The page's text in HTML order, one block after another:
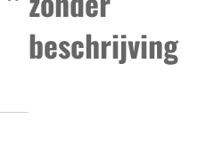
beschrijving